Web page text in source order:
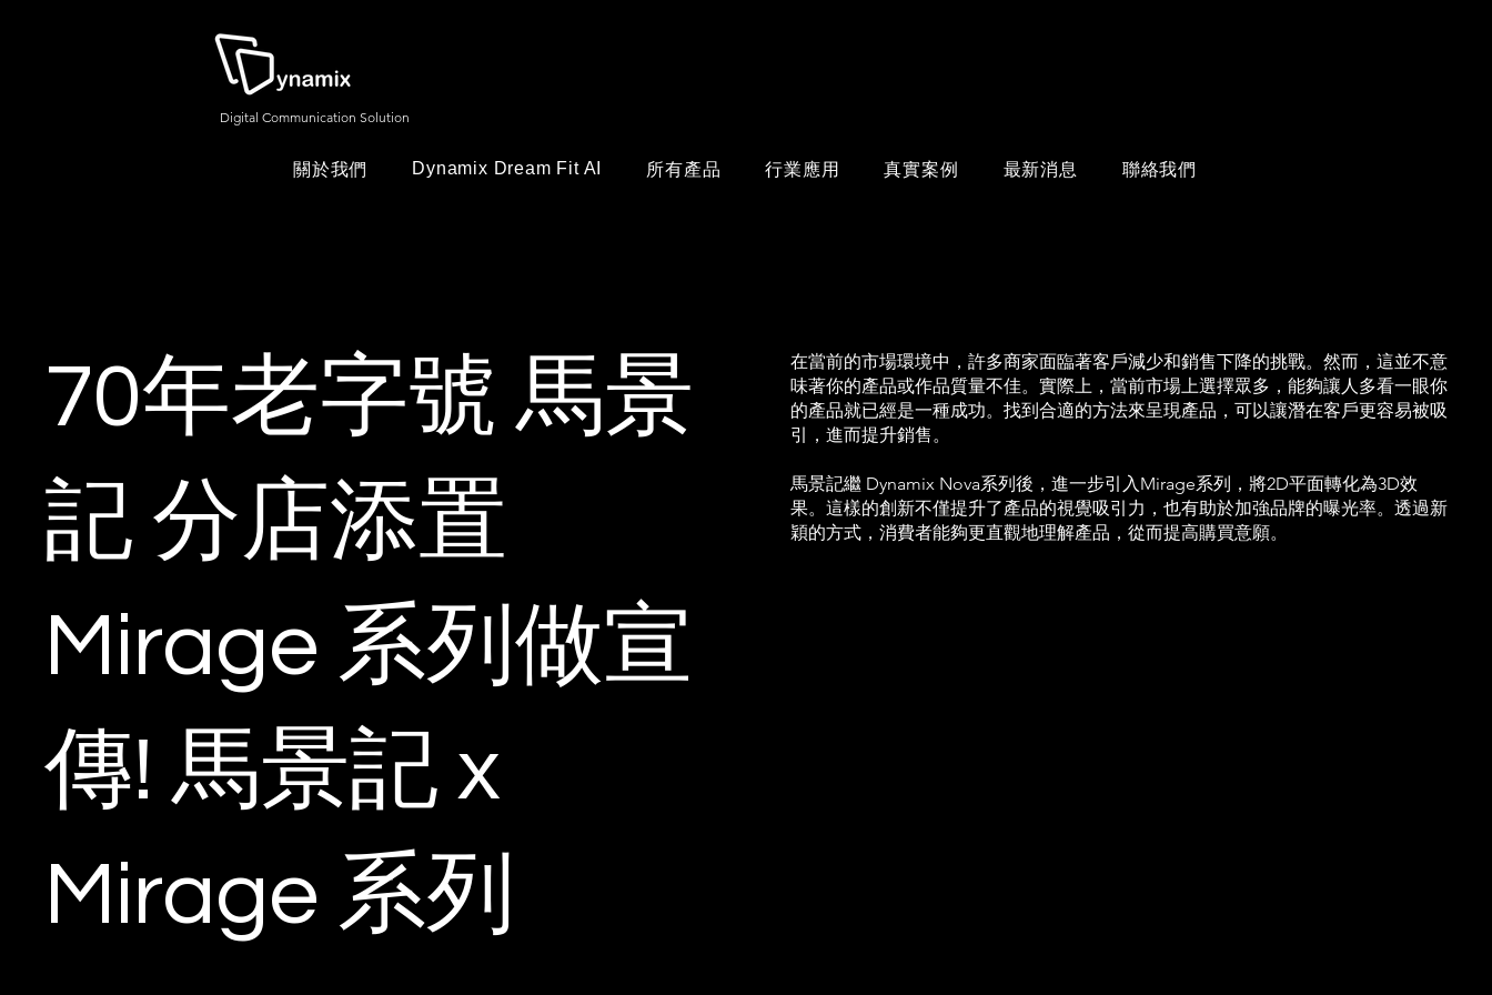
Digital Communication Solution
關於我們 Dynamix Dream Fit AI 所有產品 行業應用 真實案例 最新消息 聯絡我們
70年老字號 馬景
記 分店添置
Mirage 系列做宣
傳! 馬景記 x
Mirage 系列
在當前的市場環境中，許多商家面臨著客戶減少和銷售下降的挑戰。然而，這並不意
味著你的產品或作品質量不佳。實際上，當前市場上選擇眾多，​能夠讓人多看一眼你
的產品就已經是一種成功。找到合適的方法來呈現產品，可以讓潛在客戶更容易被吸
引，進而提升銷售。
馬景記繼 Dynamix Nova系列後，進一步引入Mirage系列，將2D平面轉化為3D效
果。這樣的創新不僅提升了產品的視覺吸引力，也有助於加強品牌的曝光率。透過新
穎的方式，消費者能夠更直觀地理解產品，從而提高購買意願。